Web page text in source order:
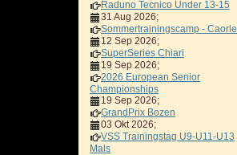
Raduno Tecnico Under 13-15
31 Aug 2026;
Sommertrainingscamp - Caorle
12 Sep 2026;
SuperSeries Chiari
19 Sep 2026;
2026 European Senior
Championships
19 Sep 2026;
GrandPrix Bozen
03 Okt 2026;
VSS Trainingstag U9-U11-U13
Mals